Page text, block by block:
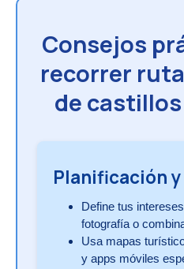
Consejos
recorrer
de
Planificación
Define tus
fotografía o
Usa mapas
y apps móviles